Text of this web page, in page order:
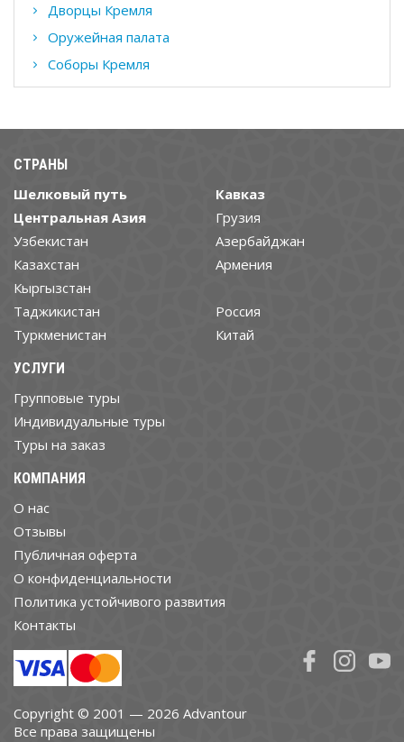
Дворцы Кремля
Оружейная палата
Соборы Кремля
СТРАНЫ
Шелковый путь
Центральная Азия
Узбекистан
Казахстан
Кыргызстан
Таджикистан
Туркменистан
Кавказ
Грузия
Азербайджан
Армения
Россия
Китай
УСЛУГИ
Групповые туры
Индивидуальные туры
Туры на заказ
КОМПАНИЯ
О нас
Отзывы
Публичная оферта
О конфиденциальности
Политика устойчивого развития
Контакты
Copyright © 2001 — 2026 Advantour
Все права защищены